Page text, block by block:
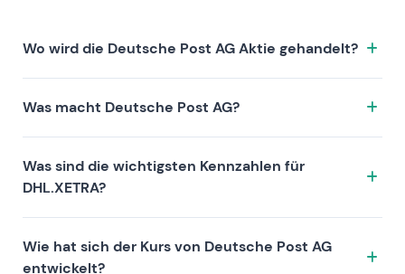
Wo wird die Deutsche Post AG Aktie gehandelt?
DHL.XETRA an der Börse XETRA gehandelt. ISIN:
DE0005552004.
Was macht Deutsche Post AG?
durch folgende Investment-These auszeichnet:
Was sind die wichtigsten Kennzahlen für
DHL.XETRA?
Bewertung (KGV 18.5, KUV 0.8, KBV 2.7), die
Wie hat sich der Kurs von Deutsche Post AG
entwickelt?